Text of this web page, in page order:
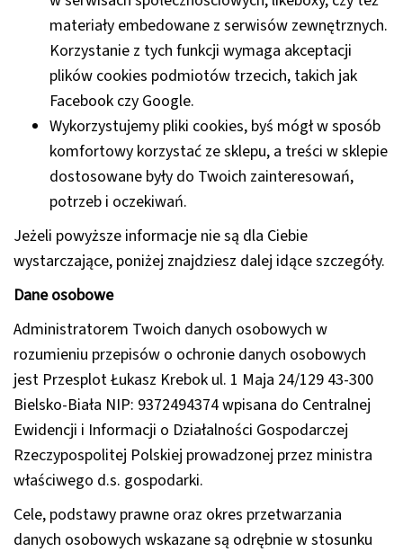
materiały embedowane z serwisów zewnętrznych.
Korzystanie z tych funkcji wymaga akceptacji
plików cookies podmiotów trzecich, takich jak
Facebook czy Google.
Wykorzystujemy pliki cookies, byś mógł w sposób
komfortowy korzystać ze sklepu, a treści w sklepie
dostosowane były do Twoich zainteresowań,
potrzeb i oczekiwań.
Jeżeli powyższe informacje nie są dla Ciebie
wystarczające, poniżej znajdziesz dalej idące szczegóły.
Dane osobowe
Administratorem Twoich danych osobowych w
rozumieniu przepisów o ochronie danych osobowych
jest Przesplot Łukasz Krebok ul. 1 Maja 24/129 43-300
Bielsko-Biała NIP: 9372494374 wpisana do Centralnej
Ewidencji i Informacji o Działalności Gospodarczej
Rzeczypospolitej Polskiej prowadzonej przez ministra
właściwego d.s. gospodarki.
Cele, podstawy prawne oraz okres przetwarzania
danych osobowych wskazane są odrębnie w stosunku